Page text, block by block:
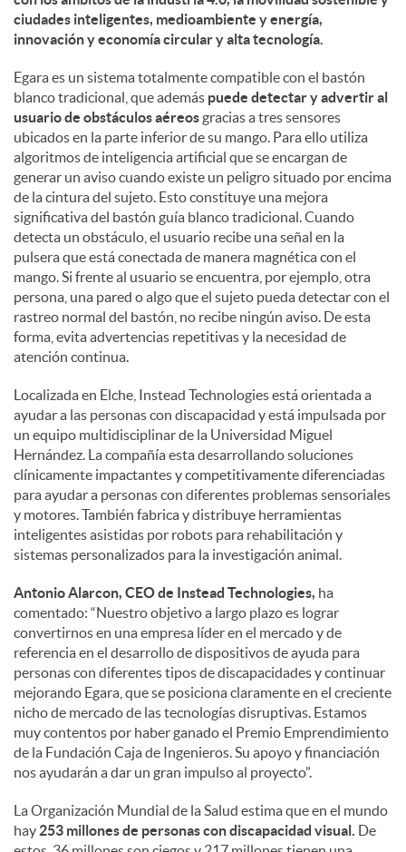
o
s
ciudades inteligentes, medioambiente y energía,
innovación y economía circular y alta tecnología.
Egara es un sistema totalmente compatible con el bastón
blanco tradicional, que además puede detectar y advertir al
usuario de obstáculos aéreosgracias a tres sensores
ubicados en la parte inferior de su mango. Para ello utiliza
algoritmos de inteligencia artificial que se encargan de
generar un aviso cuando existe un peligro situado por encima
de la cintura del sujeto. Esto constituye una mejora
significativa del bastón guía blanco tradicional. Cuando
detecta un obstáculo, el usuario recibe una señal en la
pulsera que está conectada de manera magnética con el
mango. Si frente al usuario se encuentra, por ejemplo, otra
persona, una pared o algo que el sujeto pueda detectar con el
rastreo normal del bastón, no recibe ningún aviso. De esta
forma, evita advertencias repetitivas y la necesidad de
atención continua.
Localizada en Elche, Instead Technologies está orientada a
ayudar a las personas con discapacidad y está impulsada por
un equipo multidisciplinar de la Universidad Miguel
Hernández. La compañía esta desarrollando soluciones
clínicamente impactantes y competitivamente diferenciadas
para ayudar a personas con diferentes problemas sensoriales
y motores. También fabrica y distribuye herramientas
inteligentes asistidas por robots para rehabilitación y
sistemas personalizados para la investigación animal.
Antonio Alarcon, CEO de Instead Technologies, ha
comentado: “Nuestro objetivo a largo plazo es lograr
convertirnos en una empresa líder en el mercado y de
referencia en el desarrollo de dispositivos de ayuda para
personas con diferentes tipos de discapacidades y continuar
mejorando Egara, que se posiciona claramente en el creciente
nicho de mercado de las tecnologías disruptivas. Estamos
muy contentos por haber ganado el Premio Emprendimiento
de la Fundación Caja de Ingenieros. Su apoyo y financiación
nos ayudarán a dar un gran impulso al proyecto”.
La Organización Mundial de la Salud estima que en el mundo
hay 253 millones de personas con discapacidad visual. De